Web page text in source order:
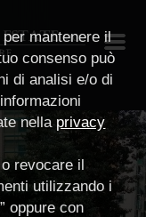
mantenere il
consenso può
di analisi e/o di
nellaprivacy
revocare il
utilizzando i
oppure con